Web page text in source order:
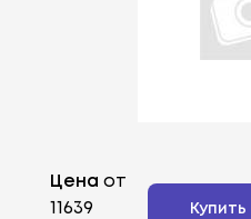
Цена от
11639
Купить